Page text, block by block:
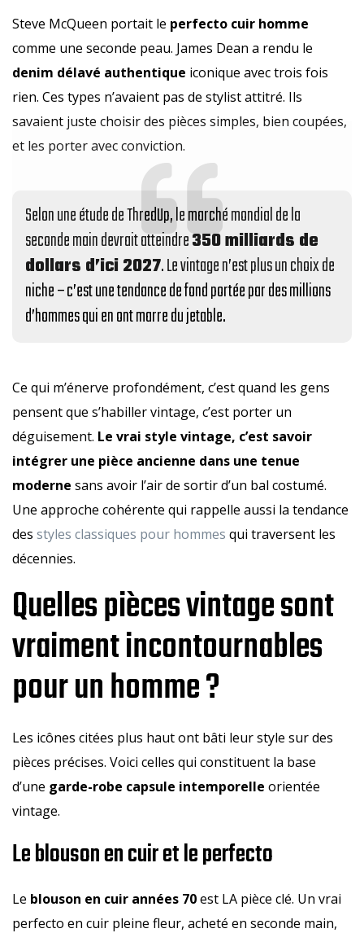
Steve McQueen portait le perfecto cuir homme
comme une seconde peau. James Dean a rendu le
denim délavé authentique iconique avec trois fois
rien. Ces types n’avaient pas de stylist attitré. Ils
savaient juste choisir des pièces simples, bien coupées,
et les porter avec conviction.
Selon une étude de ThredUp, le marché mondial de la
seconde main devrait atteindre350 milliards de
dollars d’ici 2027. Le vintage n’est plus un choix de
niche – c’est une tendance de fond portée par des millions
d’hommes qui en ont marre du jetable.
Ce qui m’énerve profondément, c’est quand les gens
pensent que s’habiller vintage, c’est porter un
déguisement. Le vrai style vintage, c’est savoir
intégrer une pièce ancienne dans une tenue
moderne sans avoir l’air de sortir d’un bal costumé.
Une approche cohérente qui rappelle aussi la tendance
des styles classiques pour hommes qui traversent les
décennies.
Quelles pièces vintage sont
vraiment incontournables
pour un homme ?
Les icônes citées plus haut ont bâti leur style sur des
pièces précises. Voici celles qui constituent la base
d’une garde-robe capsule intemporelle orientée
vintage.
Le blouson en cuir et le perfecto
Le blouson en cuir années 70est LA pièce clé. Un vrai
perfecto en cuir pleine fleur, acheté en seconde main,